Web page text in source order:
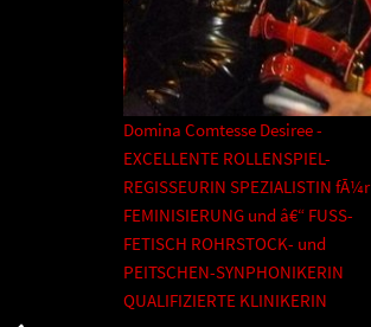
Domina Comtesse Desiree -
EXCELLENTE ROLLENSPIEL-
REGISSEURIN SPEZIALISTIN fÃ¼r
FEMINISIERUNG und â€“ FUSS-
FETISCH ROHRSTOCK- und
PEITSCHEN-SYNPHONIKERIN
QUALIFIZIERTE KLINIKERIN